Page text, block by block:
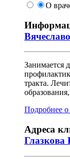
О
Занимается
тракта.
Подробнее о
Адреса
Глазкова